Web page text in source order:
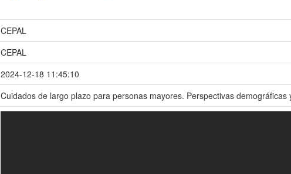
CEPAL
CEPAL
2024-12-18 11:45:10
Cuidados de largo plazo para personas mayores. Perspectivas